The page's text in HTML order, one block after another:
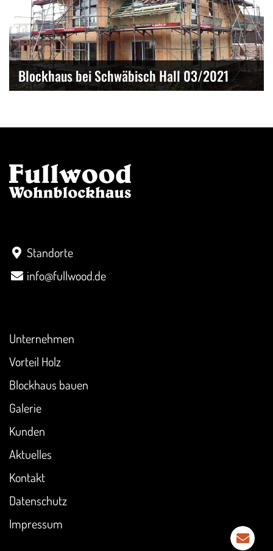
Blockhaus bei Schwäbisch Hall 03/2021
Standorte
info@fullwood.de
Unternehmen
Vorteil Holz
Blockhaus bauen
Galerie
Kunden
Aktuelles
Kontakt
Datenschutz
Impressum